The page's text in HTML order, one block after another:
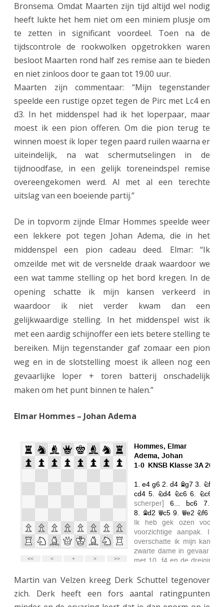
Bronsema. Omdat Maarten zijn tijd altijd wel nodig
heeft lukte het hem niet om een miniem plusje om
te zetten in significant voordeel. Toen na de
tijdscontrole de rookwolken opgetrokken waren
besloot Maarten rond half zes remise aan te bieden
en niet zinloos door te gaan tot 19.00 uur.
Maarten zijn commentaar: “Mijn tegenstander
speelde een rustige opzet tegen de Pirc met Lc4 en
d3. In het middenspel had ik het loperpaar, maar
moest ik een pion offeren. Om die pion terug te
winnen moest ik loper tegen paard ruilen waarna er
uiteindelijk, na wat schermutselingen in de
tijdnoodfase, in een gelijk toreneindspel remise
overeengekomen werd. Al met al een terechte
uitslag van een boeiende partij.”
De in topvorm zijnde Elmar Hommes speelde weer
een lekkere pot tegen Johan Adema, die in het
middenspel een pion cadeau deed. Elmar: “Ik
omzeilde met wit de versnelde draak waardoor we
een wat tamme stelling op het bord kregen. In de
opening schatte ik mijn kansen verkeerd in
waardoor ik niet verder kwam dan een
gelijkwaardige stelling. In het middenspel wist ik
met een aardig schijnoffer een iets betere stelling te
bereiken. Mijn tegenstander gaf zomaar een pion
weg en in de slotstelling moest ik alleen nog een
gevaarlijke loper + toren batterij onschadelijk
maken om het punt binnen te halen.”
Elmar Hommes – Johan Adema
Martin van Velzen kreeg Derk Schuttel tegenover
zich. Derk heeft een fors aantal ratingpunten